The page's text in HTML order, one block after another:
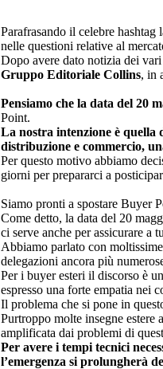
Parafrasando il celebre
nelle questioni relative al
Dopo avere dato notizia dei
Gruppo Editoriale Collins, in
Pensiamo che la data del 20
Point.
La nostra intenzione è quella
distribuzione e commercio,
Per questo motivo abbiamo
giorni per prepararci a
Siamo pronti a spostare Buyer
Come detto, la data del 20
ci serve anche per assicurare a
Abbiamo parlato con
delegazioni ancora più
Per i buyer esteri il discorso è
espresso una forte empatia nei
Il problema che si pone in
Purtroppo molte insegne
amplificata dai problemi di
Per avere i tempi tecnici
l’emergenza si prolungherà